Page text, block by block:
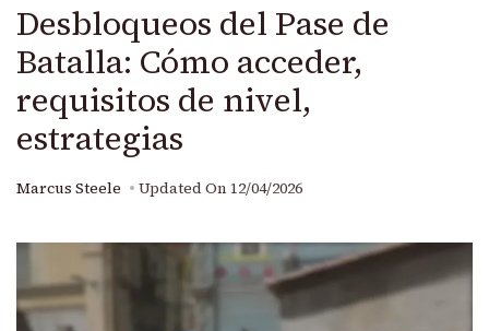
Desbloqueos del Pase de
Batalla: Cómo acceder,
requisitos de nivel,
estrategias
Marcus Steele Updated On 12/04/2026